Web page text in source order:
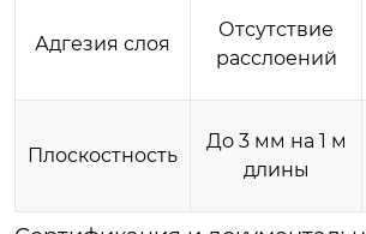
Адгезия слоя
Отсутствие
расслоений
Плоскостность
До 3 мм на 1 м
длины